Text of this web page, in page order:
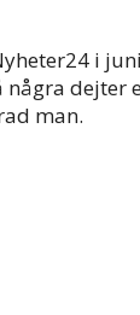
i
dejter
man.